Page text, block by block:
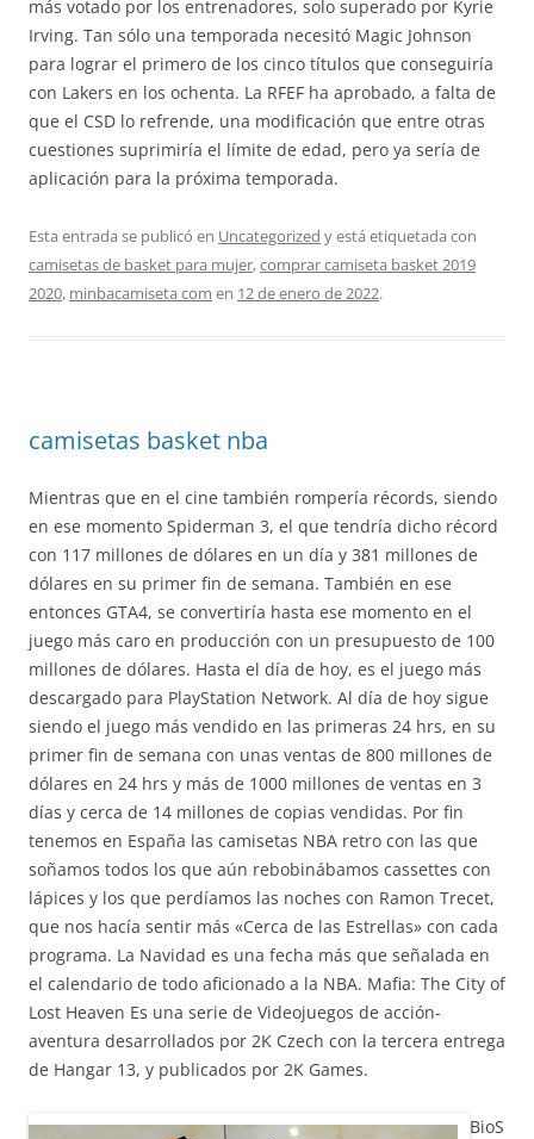
más votado por los entrenadores, solo superado por Kyrie
Irving. Tan sólo una temporada necesitó Magic Johnson
para lograr el primero de los cinco títulos que conseguiría
con Lakers en los ochenta. La RFEF ha aprobado, a falta de
que el CSD lo refrende, una modificación que entre otras
cuestiones suprimiría el límite de edad, pero ya sería de
aplicación para la próxima temporada.
Esta entrada se publicó en Uncategorized y está etiquetada con
camisetas de basket para mujer,comprar camiseta basket 2019
2020, minbacamiseta com en 12 de enero de 2022.
camisetas basket nba
Mientras que en el cine también rompería récords, siendo
en ese momento Spiderman 3, el que tendría dicho récord
con 117 millones de dólares en un día y 381 millones de
dólares en su primer fin de semana. También en ese
entonces GTA4, se convertiría hasta ese momento en el
juego más caro en producción con un presupuesto de 100
millones de dólares. Hasta el día de hoy, es el juego más
descargado para PlayStation Network. Al día de hoy sigue
siendo el juego más vendido en las primeras 24 hrs, en su
primer fin de semana con unas ventas de 800 millones de
dólares en 24 hrs y más de 1000 millones de ventas en 3
días y cerca de 14 millones de copias vendidas. Por fin
tenemos en España las camisetas NBA retro con las que
soñamos todos los que aún rebobinábamos cassettes con
lápices y los que perdíamos las noches con Ramon Trecet,
que nos hacía sentir más «Cerca de las Estrellas» con cada
programa. La Navidad es una fecha más que señalada en
el calendario de todo aficionado a la NBA. Mafia: The City of
Lost Heaven Es una serie de Videojuegos de acción-
aventura desarrollados por 2K Czech con la tercera entrega
de Hangar 13, y publicados por 2K Games.
BioS